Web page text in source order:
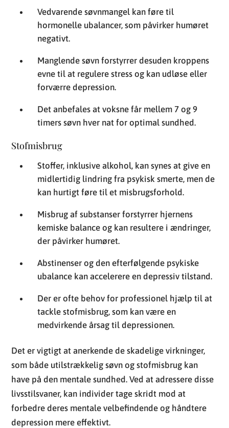
Vedvarende søvnmangel kan føre til
hormonelle ubalancer, som påvirker humøret
negativt.
Manglende søvn forstyrrer desuden kroppens
evne til at regulere stress og kan udløse eller
forværre depression.
Det anbefales at voksne får mellem 7 og 9
timers søvn hver nat for optimal sundhed.
Stofmisbrug
Stoffer, inklusive alkohol, kan synes at give en
midlertidig lindring fra psykisk smerte, men de
kan hurtigt føre til et misbrugsforhold.
Misbrug af substanser forstyrrer hjernens
kemiske balance og kan resultere i ændringer,
der påvirker humøret.
Abstinenser og den efterfølgende psykiske
ubalance kan accelerere en depressiv tilstand.
Der er ofte behov for professionel hjælp til at
tackle stofmisbrug, som kan være en
medvirkende årsag til depressionen.
Det er vigtigt at anerkende de skadelige virkninger,
som både utilstrækkelig søvn og stofmisbrug kan
have på den mentale sundhed. Ved at adressere disse
livsstilsvaner, kan individer tage skridt mod at
forbedre deres mentale velbefindende og håndtere
depression mere effektivt.